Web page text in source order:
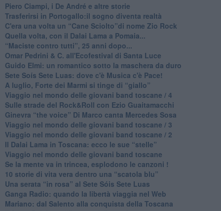
​Piero Ciampi, i De André e altre storie
​Trasferirsi in Portogallo:il sogno diventa realtà
​C'era una volta un “Cane Sciolto”di nome Zio Rock
Quella volta, con il Dalai Lama a Pomaia...
​“Maciste contro tutti”, 25 anni dopo...
​Omar Pedrini & C. all'Ecofestival di Santa Luce
Guido Elmi: un romantico sotto la maschera da duro
Sete Soís Sete Luas: dove c'è Musica c'è Pace!
​A luglio, Forte dei Marmi si tinge di “giallo”
Viaggio nel mondo delle giovani band toscane / 4
Sulle strade del Rock&Roll con Ezio Guaitamacchi
​Ginevra “the voice” Di Marco canta Mercedes Sosa
Viaggio nel mondo delle giovani band toscane / 3
​Viaggio nel mondo delle giovani band toscane / 2
Il Dalai Lama in Toscana: ecco le sue “stelle”
Viaggio nel mondo delle giovani band toscane
Se la mente va in trincea, esplodono le canzoni !
​10 storie di vita vera dentro una “scatola blu”
​Una serata “in rosa” al Sete Sóis Sete Luas
Ganga Radio: quando la libertà viaggia nel Web
Mariano: dal Salento alla conquista della Toscana